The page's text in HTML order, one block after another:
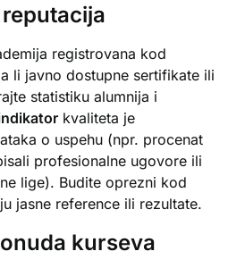
registrovana kod
li javno dostupne sertifikate ili
statistiku alumnija i
kvaliteta je
o uspehu (npr. procenat
profesionalne ugovore ili
lige). Budite oprezni kod
jasne reference ili rezultate.
kurseva